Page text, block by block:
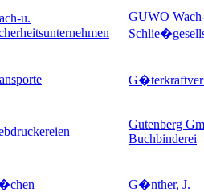
u.
GUWO
Gutenberg
Buchbinderei
G�nther, J.